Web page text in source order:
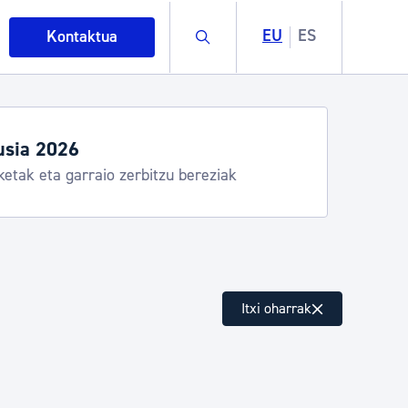
Kontaktua Buscar EU ES
2026
eta garraio zerbitzu bereziak
Itxi oharrak